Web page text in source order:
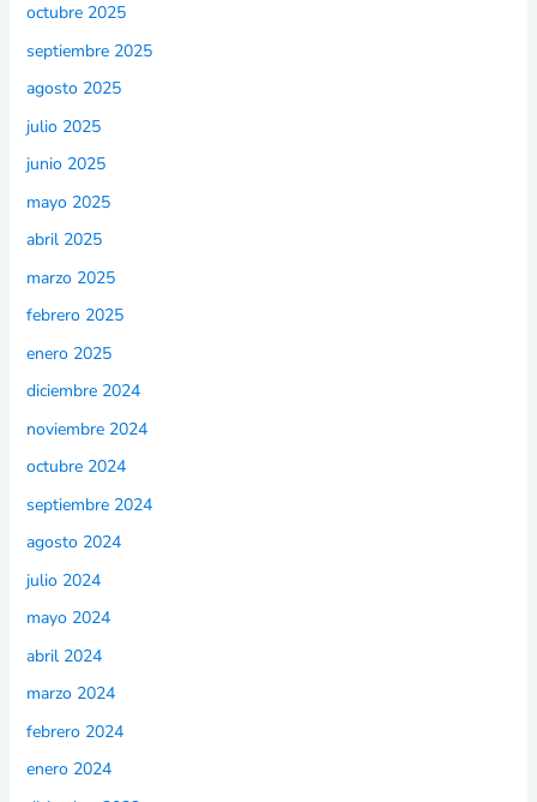
octubre 2025
septiembre 2025
agosto 2025
julio 2025
junio 2025
mayo 2025
abril 2025
marzo 2025
febrero 2025
enero 2025
diciembre 2024
noviembre 2024
octubre 2024
septiembre 2024
agosto 2024
julio 2024
mayo 2024
abril 2024
marzo 2024
febrero 2024
enero 2024